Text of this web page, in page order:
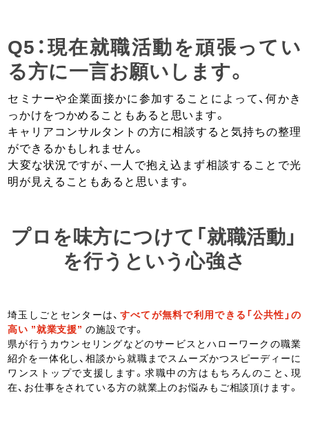
Q5：現在就職活動を頑張ってい
る方に一言お願いします。
セミナーや企業面接かに参加することによって、何かき
っかけをつかめることもあると思います。
キャリアコンサルタントの方に相談すると気持ちの整理
ができるかもしれません。
大変な状況ですが、一人で抱え込まず相談することで光
明が見えることもあると思います。
プロを味方につけて「就職活動」
を行うという心強さ
埼玉しごとセンターは、 すべてが無料で利用できる「公共性」の
高い ”就業支援” の施設です。
県が行うカウンセリングなどのサービスとハローワークの職業
紹介を一体化し、相談から就職までスムーズかつスピーディーに
ワンストップで支援します。求職中の方はもちろんのこと、現
在、お仕事をされている方の就業上のお悩みもご相談頂けます。